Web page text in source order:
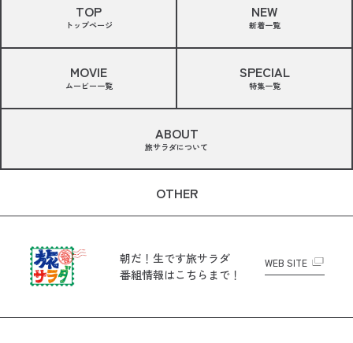
TOP
トップページ
NEW
新着一覧
MOVIE
ムービー一覧
SPECIAL
特集一覧
ABOUT
旅サラダについて
OTHER
朝だ！生です旅サラダ
番組情報はこちらまで！
WEB SITE